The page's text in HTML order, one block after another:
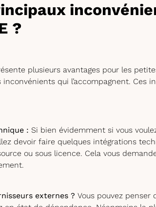
?
plusieurs avantages pour les
qui l’accompagnent. Ces
: Si bien évidemment si vous
devoir faire quelques intégrations
ou sous licence. Cela vous
externes ? Vous pouvez penser